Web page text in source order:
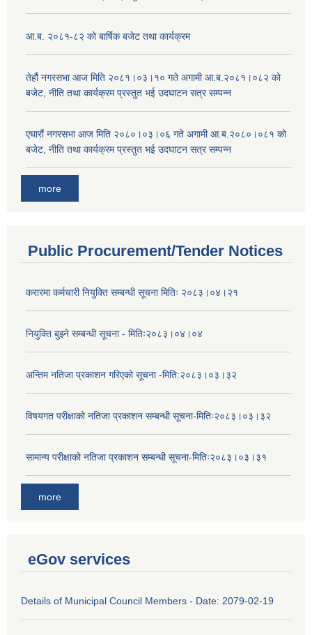
आ.ब. २०८१-८२ को बार्षिक बजेट तथा कार्यक्रम
तेर्हौ नगरसभा आज मिति २०८१।०३।१० गते अगामी आ.ब.२०८१।०८२ को
बजेट, नीति तथा कार्यक्रम प्रस्तुत भई उदघाटन सत्र सम्पन्न
एघारौं नगरसभा आज मिति २०८०।०३।०६ गते अगामी आ.ब.२०८०।०८१ को
बजेट, नीति तथा कार्यक्रम प्रस्तुत भई उदघाटन सत्र सम्पन्न
more
Public Procurement/Tender Notices
करारमा कर्मचारी नियुक्ति सम्बन्धी सूचना मितिः २०८३।०४।२१
नियुक्ति बुझ्ने सम्बन्धी सूचना - मितिः२०८३।०४।०४
अन्तिम नतिजा प्रकाशन गरिएको सूचना -मिति:२०८३।०३।३२
विषयगत परीक्षाको नतिजा प्रकाशन सम्बन्धी सूचना-मितिः२०८३।०३।३२
सामान्य परीक्षाको नतिजा प्रकाशन सम्बन्धी सूचना-मितिः२०८३।०३।३१
more
eGov services
Details of Municipal Council Members - Date: 2079-02-19